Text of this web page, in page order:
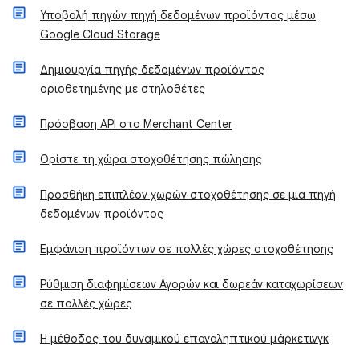
Υποβολή πηγών πηγή δεδομένων προϊόντος μέσω
Google Cloud Storage
Δημιουργία πηγής δεδομένων προϊόντος
οριοθετημένης με στηλοθέτες
Πρόσβαση API στο Merchant Center
Ορίστε τη χώρα στοχοθέτησης πώλησης
Προσθήκη επιπλέον χωρών στοχοθέτησης σε μια πηγή
δεδομένων προϊόντος
Εμφάνιση προϊόντων σε πολλές χώρες στοχοθέτησης
Ρύθμιση διαφημίσεων Αγορών και δωρεάν καταχωρίσεων
σε πολλές χώρες
Η μέθοδος του δυναμικού επαναληπτικού μάρκετινγκ